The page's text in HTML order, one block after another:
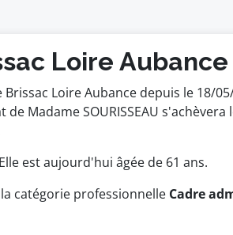
Loire Aubance
Loire Aubance depuis le 18/
Madame SOURISSEAU s'achèvera
est aujourd'hui âgée de 61 ans.
la catégorie professionnelle Cadre